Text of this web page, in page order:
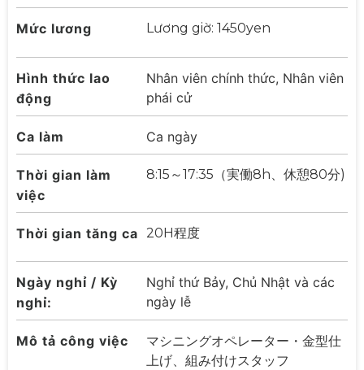
Mức lương Lương giờ: 1450yen
Hình thức lao
động
Nhân viên chính thức, Nhân viên
phái cử
Ca làm Ca ngày
Thời gian làm
việc
8:15～17:35（実働8h、休憩80分)
Thời gian tăng ca 20H程度
Ngày nghỉ / Kỳ
nghỉ:
Nghỉ thứ Bảy, Chủ Nhật và các
ngày lễ
Mô tả công việc
マシニングオペレーター・金型仕
上げ、組み付けスタッフ